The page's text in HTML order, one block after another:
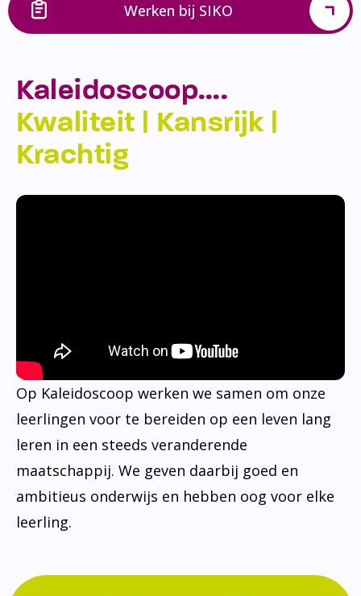
Werken bij SIKO
Kaleidoscoop….
Kwaliteit | Kansrijk |
Krachtig
Op Kaleidoscoop werken we samen om onze
leerlingen voor te bereiden op een leven lang
leren in een steeds veranderende
maatschappij. We geven daarbij goed en
ambitieus onderwijs en hebben oog voor elke
leerling.